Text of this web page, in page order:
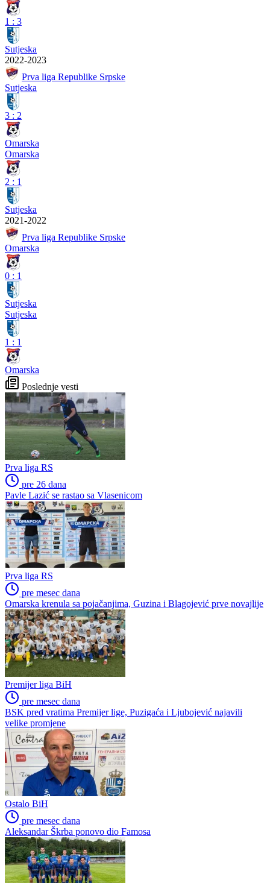
1 : 3
Sutjeska
2022-2023
Prva liga Republike Srpske
Sutjeska
3 : 2
Omarska
Omarska
2 : 1
Sutjeska
2021-2022
Prva liga Republike Srpske
Omarska
0 : 1
Sutjeska
Sutjeska
1 : 1
Omarska
Poslednje vesti
Prva liga RS
pre 26 dana
Pavle Lazić se rastao sa Vlasenicom
Prva liga RS
pre mesec dana
Omarska krenula sa pojačanjima, Guzina i Blagojević prve novajlije
Premijer liga BiH
pre mesec dana
BSK pred vratima Premijer lige, Puzigaća i Ljubojević najavili
velike promjene
Ostalo BiH
pre mesec dana
Aleksandar Škrba ponovo dio Famosa